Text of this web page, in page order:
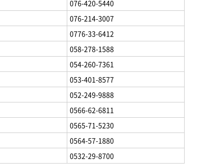
076-420-5440
076-214-3007
0776-33-6412
058-278-1588
054-260-7361
053-401-8577
052-249-9888
0566-62-6811
0565-71-5230
0564-57-1880
0532-29-8700